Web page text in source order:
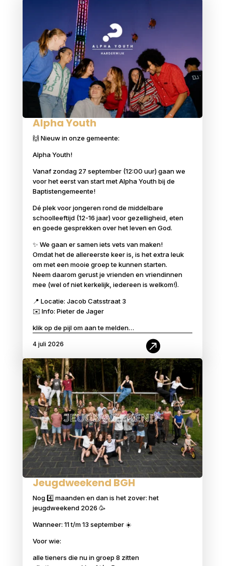
Alpha Youth
🙌 Nieuw in onze gemeente:
Alpha Youth!
Vanaf zondag 27 september (12:00 uur) gaan we
voor het eerst van start met Alpha Youth bij de
Baptistengemeente!
Dé plek voor jongeren rond de middelbare
schoolleeftijd (12-16 jaar) voor gezelligheid, eten
en goede gesprekken over het leven en God.
✨ We gaan er samen iets vets van maken!
Omdat het de allereerste keer is, is het extra leuk
om met een mooie groep te kunnen starten.
Neem daarom gerust je vrienden en vriendinnen
mee (wel of niet kerkelijk, iedereen is welkom!).
📍 Locatie: Jacob Catsstraat 3
✉️ Info: Pieter de Jager
klik op de pijl om aan te melden…
4 juli 2026 
Jeugdweekend BGH
Nog 4️⃣ maanden en dan is het zover: het
jeugdweekend 2026 🥳
Wanneer: 11 t/m 13 september ☀️
Voor wie:
alle tieners die nu in groep 8 zitten